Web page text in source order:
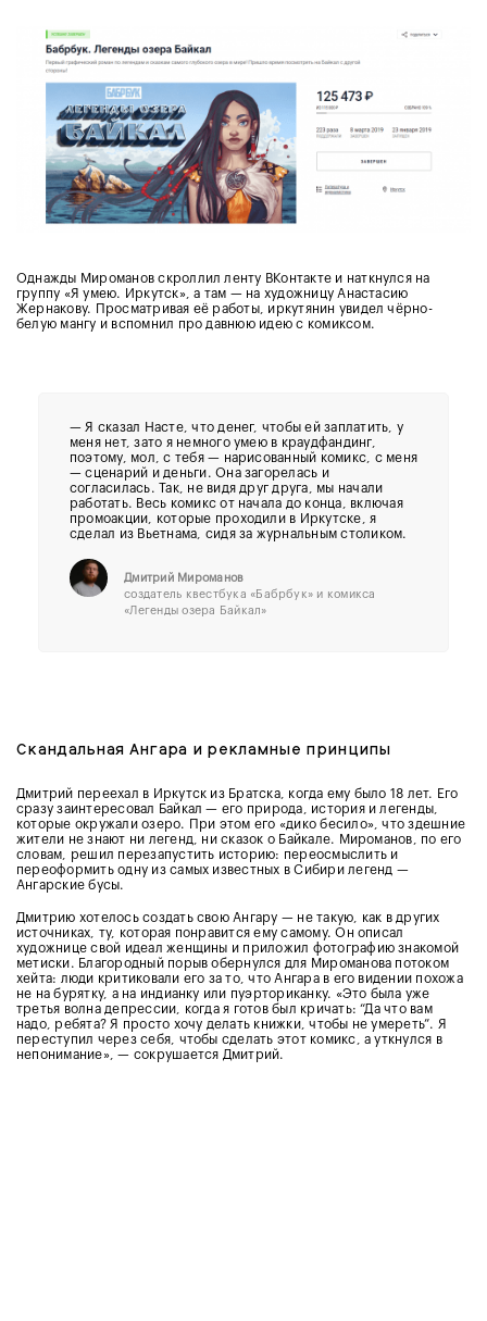
Однажды Мироманов скроллил ленту ВКонтакте и наткнулся на
группу «Я умею. Иркутск», а там — на художницу Анастасию
Жернакову. Просматривая её работы, иркутянин увидел чёрно-
белую мангу и вспомнил про давнюю идею с комиксом.
— Я сказал Насте, что денег, чтобы ей заплатить, у
меня нет, зато я немного умею в краудфандинг,
поэтому, мол, с тебя — нарисованный комикс, с меня
— сценарий и деньги. Она загорелась и
согласилась. Так, не видя друг друга, мы начали
работать. Весь комикс от начала до конца, включая
промоакции, которые проходили в Иркутске, я
сделал из Вьетнама, сидя за журнальным столиком.
Дмитрий Мироманов
создатель квестбука «Бабрбук» и комикса
«Легенды озера Байкал»
Скандальная Ангара и рекламные принципы
Дмитрий переехал в Иркутск из Братска, когда ему было 18 лет. Его
сразу заинтересовал Байкал — его природа, история и легенды,
которые окружали озеро. При этом его «дико бесило», что здешние
жители не знают ни легенд, ни сказок о Байкале. Мироманов, по его
словам, решил перезапустить историю: переосмыслить и
переоформить одну из самых известных в Сибири легенд —
Ангарские бусы.
Дмитрию хотелось создать свою Ангару — не такую, как в других
источниках, ту, которая понравится ему самому. Он описал
художнице свой идеал женщины и приложил фотографию знакомой
метиски. Благородный порыв обернулся для Мироманова потоком
хейта: люди критиковали его за то, что Ангара в его видении похожа
не на бурятку, а на индианку или пуэрториканку. «Это была уже
третья волна депрессии, когда я готов был кричать: “Да что вам
надо, ребята? Я просто хочу делать книжки, чтобы не умереть”. Я
переступил через себя, чтобы сделать этот комикс, а уткнулся в
непонимание», — сокрушается Дмитрий.